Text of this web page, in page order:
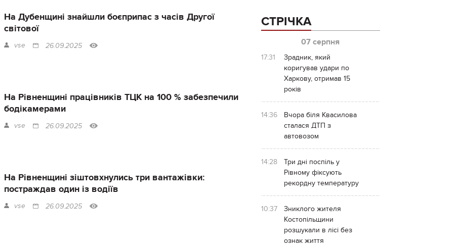
На Дубенщині знайшли боєприпас з часів Другої
світової
vse 26.09.2025
На Рівненщині працівників ТЦК на 100 % забезпечили
бодікамерами
vse 26.09.2025
На Рівненщині зіштовхнулись три вантажівки:
постраждав один із водіїв
vse 26.09.2025
СТРІЧКА
07 серпня
17:31
Зрадник, який
коригував удари по
Харкову, отримав 15
років
14:36
Вчора біля Квасилова
сталася ДТП з
автовозом
14:28
Три дні поспіль у
Рівному фіксують
рекордну температуру
10:37
Зниклого жителя
Костопільщини
розшукали в лісі без
ознак життя